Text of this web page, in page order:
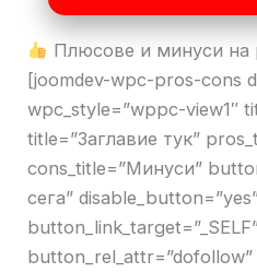
Плюсове и минуси на
[joomdev-wpc-pros-cons
wpc_style=”wppc-view1″
title=”Заглавие тук”
cons_title=”Минуси”
сега”
button_rel_attr=”dofollow”